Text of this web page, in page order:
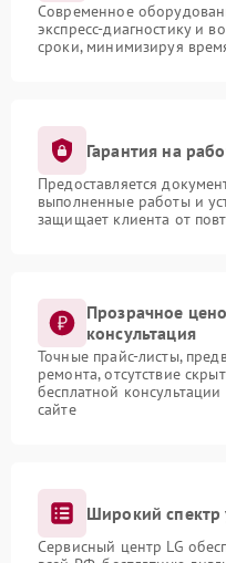
Современное
экспресс-диагностику и
сроки, минимизируя
Гарантия на
Предоставляется
выполненные работы и
защищает клиента от
Прозрачное
консультация
Точные прайс-листы,
ремонта, отсутствие
бесплатной
сайте
Широкий спектр
Сервисный центр LG